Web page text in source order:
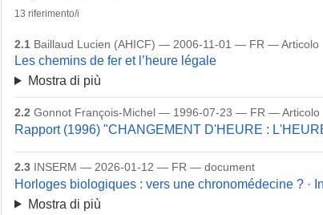
13 riferimento/i
2.1 Baillaud Lucien (AHICF) — 2006-11-01 — FR — Articolo
Les chemins de fer et l’heure légale
Mostra di più
2.2 Gonnot François-Michel — 1996-07-23 — FR — Articolo
Rapport (1996) "CHANGEMENT D'HEURE :
2.3 INSERM — 2026-01-12 — FR — document
Horloges biologiques : vers une chronomédecine ? ·
Mostra di più